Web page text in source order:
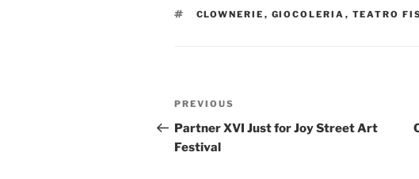
TAGS
CLOWNERIE , GIOCOLERIA , TEATRO
Post
navigation
Previous
Post
PREVIOUS
Partner XVI Just for Joy Street Art
Festival